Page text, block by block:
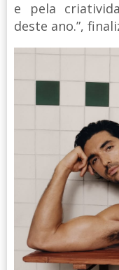
e pela
deste ano.”,